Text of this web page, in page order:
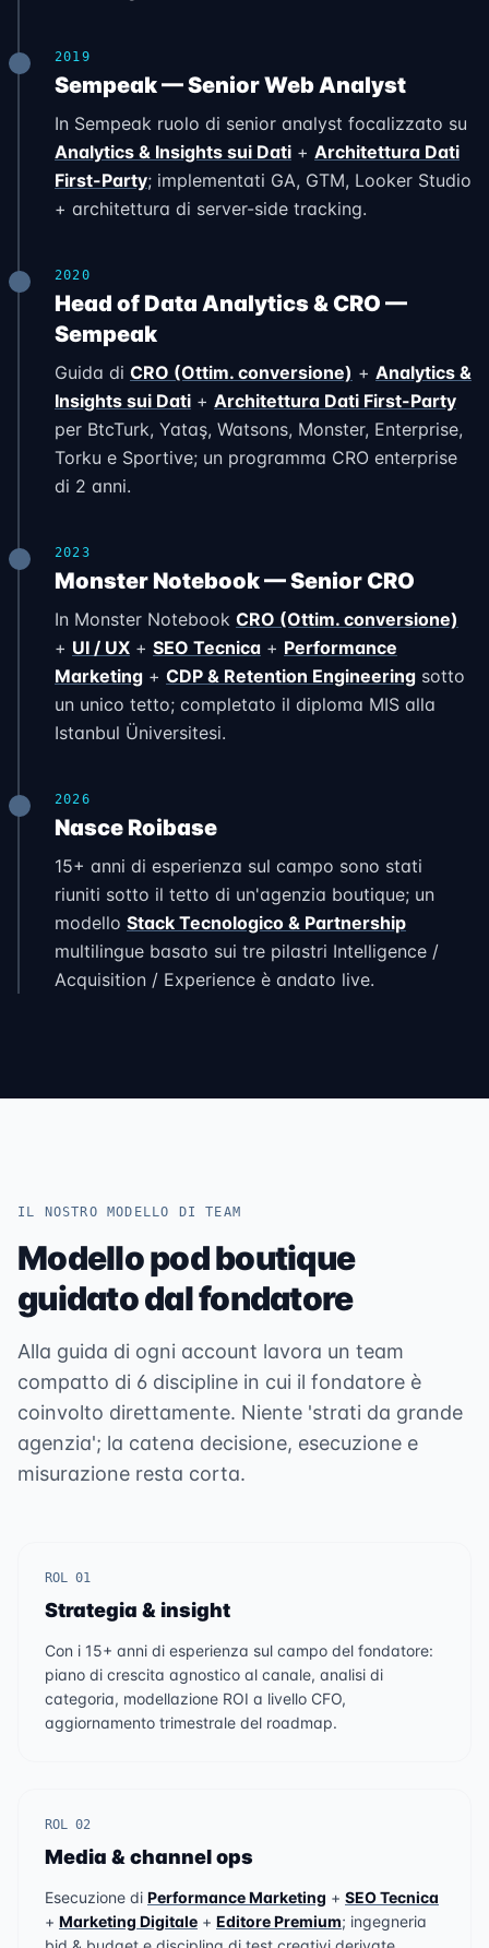
2019
Sempeak — Senior Web Analyst
In Sempeak ruolo di senior analyst focalizzato su
Analytics & Insights sui Dati + Architettura Dati
First-Party; implementati GA, GTM, Looker Studio
+ architettura di server-side tracking.
2020
Head of Data Analytics & CRO —
Sempeak
Guida di CRO (Ottim. conversione) + Analytics &
Insights sui Dati + Architettura Dati First-Party
per BtcTurk, Yataş, Watsons, Monster, Enterprise,
Torku e Sportive; un programma CRO enterprise
di 2 anni.
2023
Monster Notebook — Senior CRO
In Monster Notebook CRO (Ottim. conversione)
+ UI / UX + SEO Tecnica + Performance
Marketing + CDP & Retention Engineering sotto
un unico tetto; completato il diploma MIS alla
Istanbul Üniversitesi.
2026
Nasce Roibase
15+ anni di esperienza sul campo sono stati
riuniti sotto il tetto di un'agenzia boutique; un
modello Stack Tecnologico & Partnership
multilingue basato sui tre pilastri Intelligence /
Acquisition / Experience è andato live.
IL NOSTRO MODELLO DI TEAM
Modello pod boutique
guidato dal fondatore
Alla guida di ogni account lavora un team
compatto di 6 discipline in cui il fondatore è
coinvolto direttamente. Niente 'strati da grande
agenzia'; la catena decisione, esecuzione e
misurazione resta corta.
ROL 01
Strategia & insight
Con i 15+ anni di esperienza sul campo del fondatore:
piano di crescita agnostico al canale, analisi di
categoria, modellazione ROI a livello CFO,
aggiornamento trimestrale del roadmap.
ROL 02
Media & channel ops
Esecuzione di Performance Marketing + SEO Tecnica
+ Marketing Digitale + Editore Premium; ingegneria